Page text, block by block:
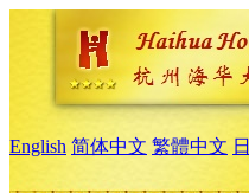
English 简体中文 繁體中文